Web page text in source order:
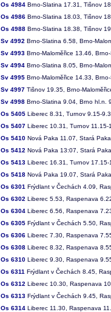
Os 4984 Brno-Slatina 17.31, Tišnov
Os 4986 Brno-Slatina 18.03, Tišnov
Os 4988 Brno-Slatina 18.38, Tišnov
Sv 4992 Brno-Slatina 6.58, Brno-
Sv 4993 Brno-Maloměřice 13.46,
Sv 4994 Brno-Slatina 8.05, Brno-
Sv 4995 Brno-Maloměřice 14.33,
Sv 4997 Tišnov 19.35, Brno-
Sv 4998 Brno-Slatina 9.04, Brno hl.n.
Os 5405 Liberec 8.31, Turnov 9.15-
Os 5407 Liberec 10.31, Turnov
Os 5410 Nová Paka 11.07, Stará
Os 5412 Nová Paka 13:07, Stará
Os 5413 Liberec 16.31, Turnov
Os 5418 Nová Paka 19.07, Stará
Os 6301 Frýdlant v Čechách 4.09,
Os 6302 Liberec 5.53, Raspenava
Os 6304 Liberec 6.56, Raspenava
Os 6305 Frýdlant v Čechách 5.50,
Os 6306 Liberec 7.30, Raspenava
Os 6308 Liberec 8.32, Raspenava
Os 6310 Liberec 9.30, Raspenava
Os 6311 Frýdlant v Čechách 8.45,
Os 6312 Liberec 10.30, Raspenava
Os 6313 Frýdlant v Čechách 9.45,
Os 6314 Liberec 11.30, Raspenava